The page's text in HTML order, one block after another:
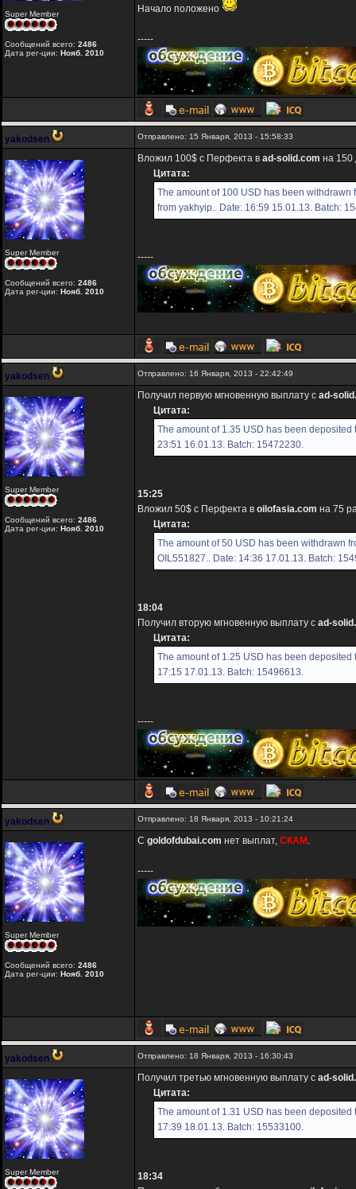
Super Member
Сообщений всего: 2486
Дата рег-ции: Нояб. 2010
Начало положено
-----
yakodsen Отправлено: 15 Января, 2013 - 15:58:33
Super Member
Сообщений всего: 2486
Дата рег-ции: Нояб. 2010
Вложил 100$ с Перфекта в ad-solid.com на 150
Цитата:
The amount of 100 USD has been
from yakhyip.. Date: 16:59 15.01.13. Batch:
-----
yakodsen Отправлено: 16 Января, 2013 - 22:42:49
Super Member
Сообщений всего: 2486
Дата рег-ции: Нояб. 2010
Получил первую мгновенную выплату с ad-
Цитата:
The amount of 1.35 USD has been
23:51 16.01.13. Batch: 15472230.
15:25
Вложил 50$ с Перфекта в oilofasia.com на 75
Цитата:
The amount of 50 USD has been withdrawn
OIL551827.. Date: 14:36 17.01.13. Batch:
18:04
Получил вторую мгновенную выплату с ad-
Цитата:
The amount of 1.25 USD has been
17:15 17.01.13. Batch: 15496613.
-----
yakodsen Отправлено: 18 Января, 2013 - 10:21:24
Super Member
Сообщений всего: 2486
Дата рег-ции: Нояб. 2010
С goldofdubai.com нет выплат, СКАМ .
-----
yakodsen Отправлено: 18 Января, 2013 - 16:30:43
Super Member
Получил третью мгновенную выплату с ad-
Цитата:
The amount of 1.31 USD has been
17:39 18.01.13. Batch: 15533100.
18:34